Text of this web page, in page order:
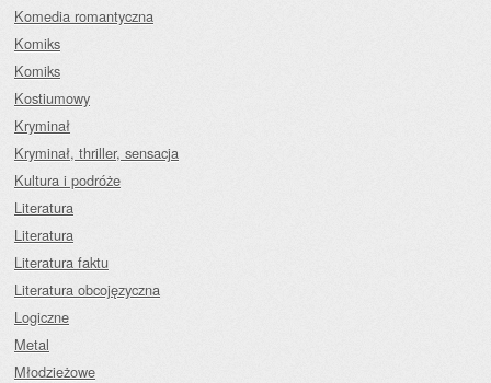
Komedia romantyczna
Komiks
Komiks
Kostiumowy
Kryminał
Kryminał, thriller, sensacja
Kultura i podróże
Literatura
Literatura
Literatura faktu
Literatura obcojęzyczna
Logiczne
Metal
Młodzieżowe